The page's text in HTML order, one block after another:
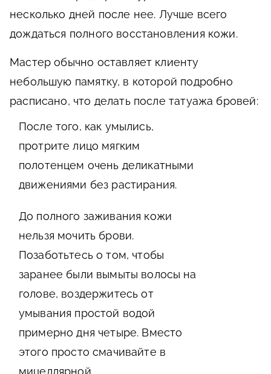
несколько дней после нее. Лучше всего
дождаться полного восстановления кожи.
Мастер обычно оставляет клиенту
небольшую памятку, в которой подробно
расписано, что делать после татуажа бровей:
После того, как умылись,
протрите лицо мягким
полотенцем очень деликатными
движениями без растирания.
До полного заживания кожи
нельзя мочить брови.
Позаботьтесь о том, чтобы
заранее были вымыты волосы на
голове, воздержитесь от
умывания простой водой
примерно дня четыре. Вместо
этого просто смачивайте в